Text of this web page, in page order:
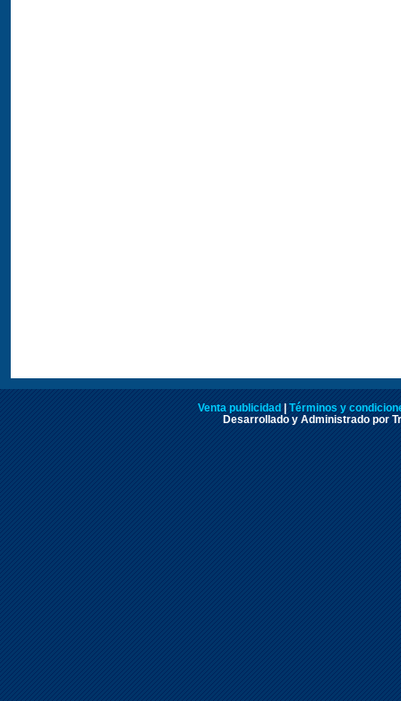
Venta publicidad
Términos y
Desarrollado y Administrado por